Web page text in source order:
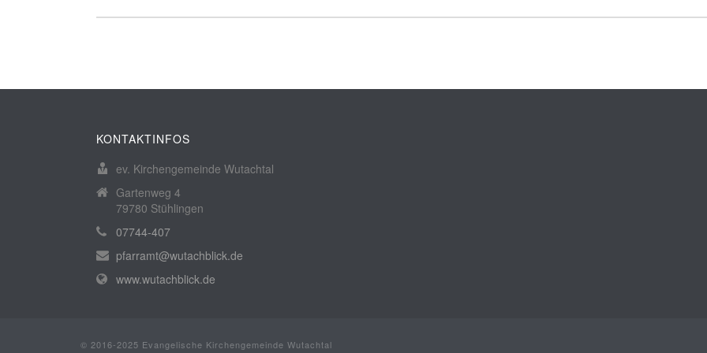
KONTAKTINFOS
ev. Kirchengemeinde Wutachtal
Gartenweg 4
79780 Stühlingen
07744-407
pfarramt@wutachblick.de
www.wutachblick.de
© 2016-2025 Evangelische Kirchengemeinde Wutachtal